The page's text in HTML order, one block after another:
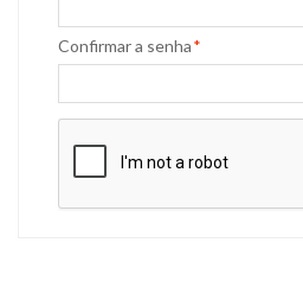
*
Confirmar a senha